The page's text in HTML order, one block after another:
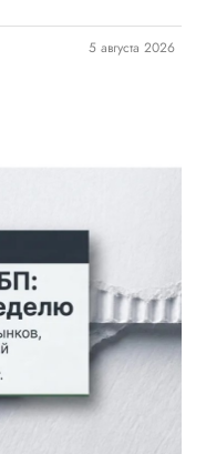
5 августа 2026